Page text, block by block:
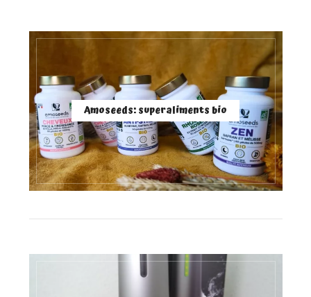
Amoseeds: superaliments bio